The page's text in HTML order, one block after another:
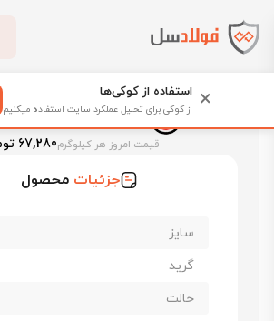
فولادسل
قیمت میلگرد ۱۴ اصفهان امروز
قیمت امروز هر کیلوگرم67,280 تومان
جزئیات محصول
سایز
گرید
حالت
× استفاده از کوکی‌ها
از کوکی برای تحلیل عملکرد سایت استفاده میکنیم